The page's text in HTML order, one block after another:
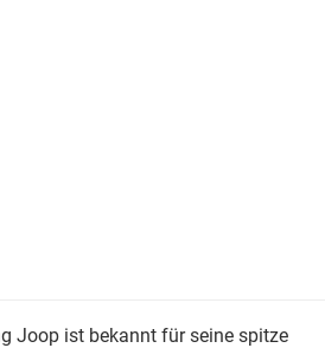
Joop ist bekannt für seine spitze